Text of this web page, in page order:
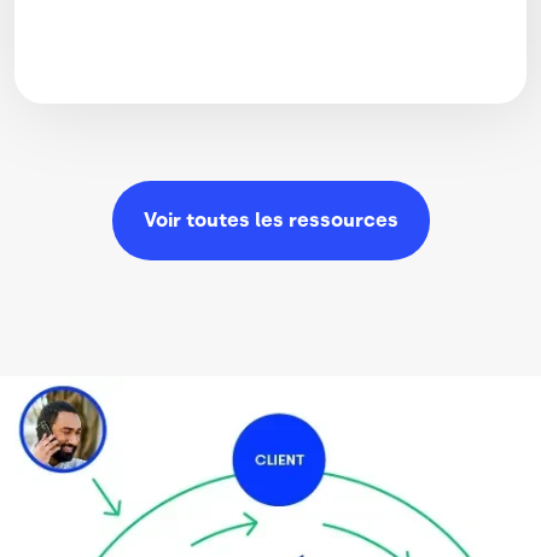
Voir toutes les ressources
Image